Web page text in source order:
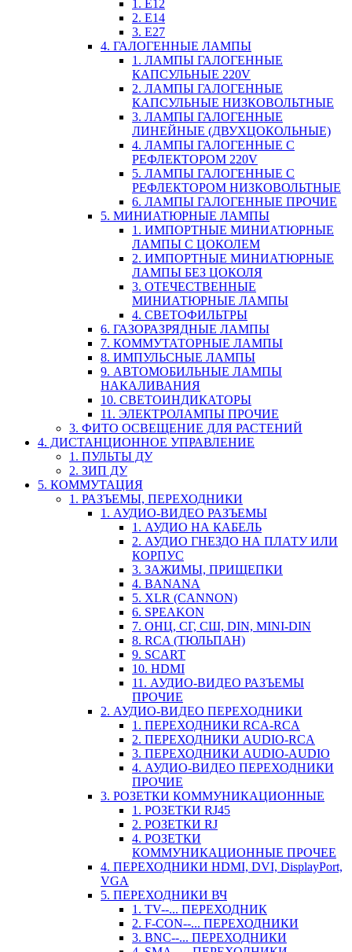
1. E12
2. Е14
3. Е27
4. ГАЛОГЕННЫЕ ЛАМПЫ
1. ЛАМПЫ ГАЛОГЕННЫЕ
КАПСУЛЬНЫЕ 220V
2. ЛАМПЫ ГАЛОГЕННЫЕ
КАПСУЛЬНЫЕ НИЗКОВОЛЬТНЫЕ
3. ЛАМПЫ ГАЛОГЕННЫЕ
ЛИНЕЙНЫЕ (ДВУХЦОКОЛЬНЫЕ)
4. ЛАМПЫ ГАЛОГЕННЫЕ С
РЕФЛЕКТОРОМ 220V
5. ЛАМПЫ ГАЛОГЕННЫЕ С
РЕФЛЕКТОРОМ НИЗКОВОЛЬТНЫЕ
6. ЛАМПЫ ГАЛОГЕННЫЕ ПРОЧИЕ
5. МИНИАТЮРНЫЕ ЛАМПЫ
1. ИМПОРТНЫЕ МИНИАТЮРНЫЕ
ЛАМПЫ С ЦОКОЛЕМ
2. ИМПОРТНЫЕ МИНИАТЮРНЫЕ
ЛАМПЫ БЕЗ ЦОКОЛЯ
3. ОТЕЧЕСТВЕННЫЕ
МИНИАТЮРНЫЕ ЛАМПЫ
4. СВЕТОФИЛЬТРЫ
6. ГАЗОРАЗРЯДНЫЕ ЛАМПЫ
7. КОММУТАТОРНЫЕ ЛАМПЫ
8. ИМПУЛЬСНЫЕ ЛАМПЫ
9. АВТОМОБИЛЬНЫЕ ЛАМПЫ
НАКАЛИВАНИЯ
10. СВЕТОИНДИКАТОРЫ
11. ЭЛЕКТРОЛАМПЫ ПРОЧИЕ
3. ФИТО ОСВЕЩЕНИЕ ДЛЯ РАСТЕНИЙ
4. ДИСТАНЦИОННОЕ УПРАВЛЕНИЕ
1. ПУЛЬТЫ ДУ
2. ЗИП ДУ
5. КОММУТАЦИЯ
1. РАЗЪЕМЫ, ПЕРЕХОДНИКИ
1. АУДИО-ВИДЕО РАЗЪЕМЫ
1. АУДИО НА КАБЕЛЬ
2. АУДИО ГНЕЗДО НА ПЛАТУ ИЛИ
КОРПУС
3. ЗАЖИМЫ, ПРИЩЕПКИ
4. BANANA
5. XLR (CANNON)
6. SPEAKON
7. ОНЦ, СГ, СШ, DIN, MINI-DIN
8. RCA (ТЮЛЬПАН)
9. SCART
10. HDMI
11. АУДИО-ВИДЕО РАЗЪЕМЫ
ПРОЧИЕ
2. АУДИО-ВИДЕО ПЕРЕХОДНИКИ
1. ПЕРЕХОДНИКИ RCA-RCA
2. ПЕРЕХОДНИКИ AUDIO-RCA
3. ПЕРЕХОДНИКИ AUDIO-AUDIO
4. АУДИО-ВИДЕО ПЕРЕХОДНИКИ
ПРОЧИЕ
3. РОЗЕТКИ КОММУНИКАЦИОННЫЕ
1. РОЗЕТКИ RJ45
2. РОЗЕТКИ RJ
4. РОЗЕТКИ
КОММУНИКАЦИОННЫЕ ПРОЧЕЕ
4. ПЕРЕХОДНИКИ HDMI, DVI, DisplayPort,
VGA
5. ПЕРЕХОДНИКИ ВЧ
1. TV--... ПЕРЕХОДНИК
2. F-CON--... ПЕРЕХОДНИКИ
3. BNC--... ПЕРЕХОДНИКИ